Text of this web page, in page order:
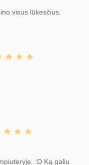
visus lūkesčius.
:D Ką galiu